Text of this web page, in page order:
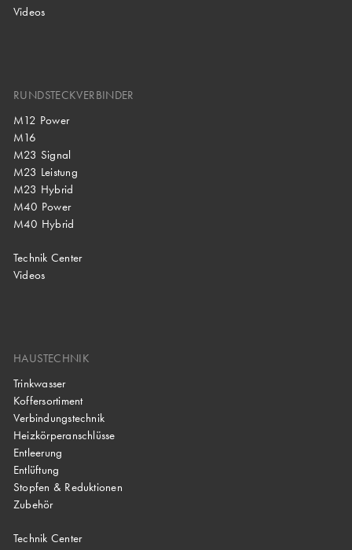
Videos
RUNDSTECKVERBINDER
M12 Power
M16
M23 Signal
M23 Leistung
M23 Hybrid
M40 Power
M40 Hybrid
Technik Center
Videos
HAUSTECHNIK
Trinkwasser
Koffersortiment
Verbindungstechnik
Heizkörperanschlüsse
Entleerung
Entlüftung
Stopfen & Reduktionen
Zubehör
Technik Center